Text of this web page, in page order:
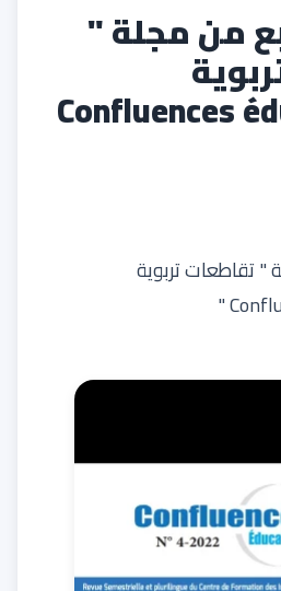
من مجلة "
//Confluences
" تقاطعات تربوية